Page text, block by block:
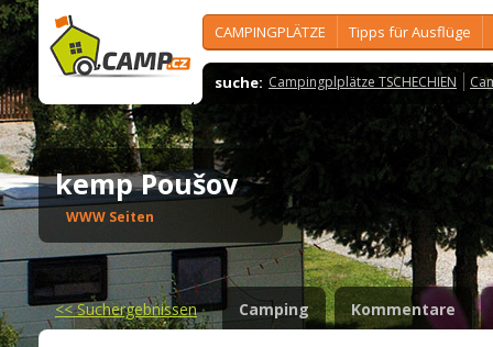
CAMPINGPLÄTZE Tipps für Ausflüge
suche: Campingplplätze TSCHECHIEN
kemp Poušov
WWW Seiten
<<Suchergebnissen Camping Kommentare